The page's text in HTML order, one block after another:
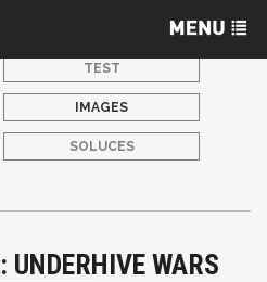
TEST
IMAGES
SOLUCES
UNDERHIVE WARS